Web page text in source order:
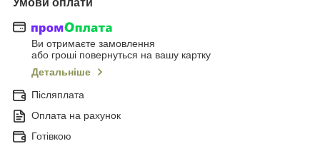
Ви отримаєте замовлення
або гроші повернуться на вашу картку
Детальніше
Післяплата
Оплата на рахунок
Готівкою